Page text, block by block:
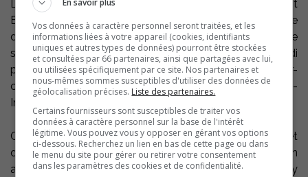
Le président du conseil d’administration de BMO Nesbit
Burns, de BMO Groupe financier Québec et du Groupe
d’action sur la persévérance scolaire et la réussite
scolaire, Jacques Ménard, sera à Sorel-Tracy, lundi
prochain, 23 novembre dans le cadre d’un dîner-
conférence qui se tiendra au café-théâtre Les Beaux-
Instants.
C’est suite à l’invitation de la Chambre de commerce et
d’industrie Sorel-Tracy métropolitain, en collaboration
avec le député Sylvain Simard, le Cégep de Sorel-Tracy
En savoir plus
Vos données à caractère personnel seront traitées, et les
informations liées à votre appareil (cookies, identifiants
uniques et autres types de données) pourront être stockées
et consultées par 66 partenaires, ainsi que partagées avec lui,
ou utilisées spécifiquement par ce site. Nos partenaires et
nous-mêmes sommes susceptibles d'utiliser des données de
géolocalisation précises. Liste des partenaires.
Certains fournisseurs sont susceptibles de traiter vos
données à caractère personnel sur la base de l'intérêt
légitime. Vous pouvez vous y opposer en gérant vos options
ci-dessous. Recherchez un lien en bas de cette page ou dans
le menu du site pour gérer ou retirer votre consentement
dans les paramètres des cookies et de confidentialité.